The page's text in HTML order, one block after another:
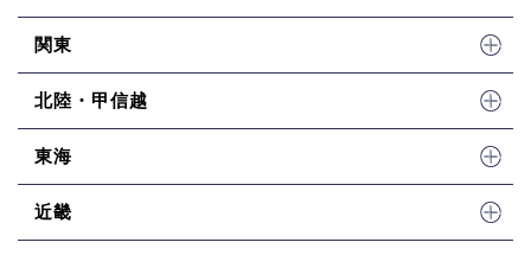
関東
北陸・甲信越
東海
近畿